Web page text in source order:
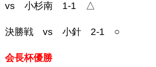
vs 小杉南 1-1 △
決勝戦 vs 小針 2-1 ○
会長杯優勝